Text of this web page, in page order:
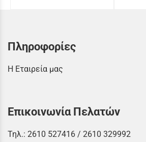
Πληροφορίες
Η Εταιρεία μας
Επικοινωνία Πελατών
Τηλ.: 2610 527416 / 2610 329992